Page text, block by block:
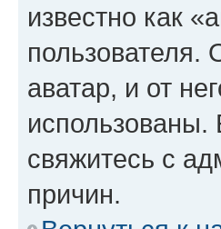
известно как
пользователя.
аватар, и от
использованы.
свяжитесь с
причин.